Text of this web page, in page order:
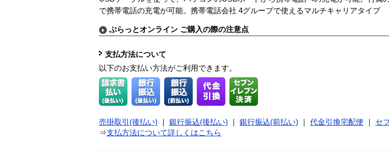
で携帯電話の充電が可能。携帯電話会社 4グループで使えるマルチキャリアタイプ
ぷらっとオンライン ご購入の際の注意点
支払方法について
以下のお支払い方法がご利用できます。
売掛取引(後払い) 銀行振込(後払い) 銀行振込(前払い) 代金引換宅配便
セ
⇒支払方法について詳しくはこちら